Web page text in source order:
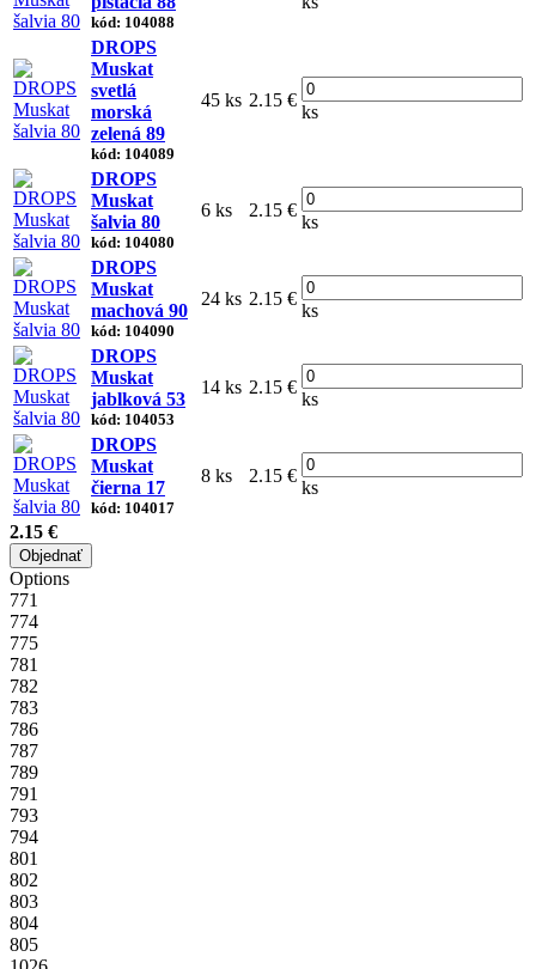
kód: 104088
DROPS
Muskat
svetlá
morská
zelená 89
kód: 104089
45 ks 2.15 €
ks
DROPS
Muskat
šalvia 80
kód: 104080
6 ks 2.15 €
ks
DROPS
Muskat
machová 90
kód: 104090
24 ks 2.15 €
ks
DROPS
Muskat
jablková 53
kód: 104053
14 ks 2.15 €
ks
DROPS
Muskat
čierna 17
kód: 104017
8 ks 2.15 €
ks
2.15 €
Objednať
Options
771
774
775
781
782
783
786
787
789
791
793
794
801
802
803
804
805